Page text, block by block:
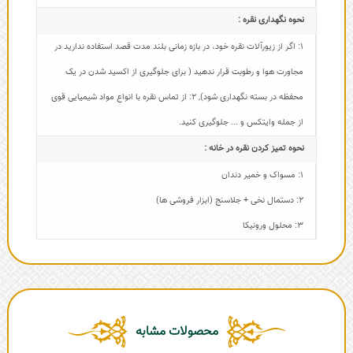
نحوه نگهداری نقره :
1: اگر از زیورآلات نقره خود، در بازه زمانی بلند مدت قصد استفاده ندارید در
مجاورت هوا و رطوبت قرار ندهید ( برای جلوگیری از اکسید شدن در یک
محفظه در بسته نگهداری شود), 2: از تماس نقره با انواع مواد شیمیایی قوی
از جمله وایتکس و ... جلوگیری کنید.
نحوه تمیز کردن نقره در خانه :
1: مسواک و خمیر دندان
2: دستمال نخی + جلاسنج (ابزار فروشی ها)
3: محلول ورونیکا
محصولات مشابه